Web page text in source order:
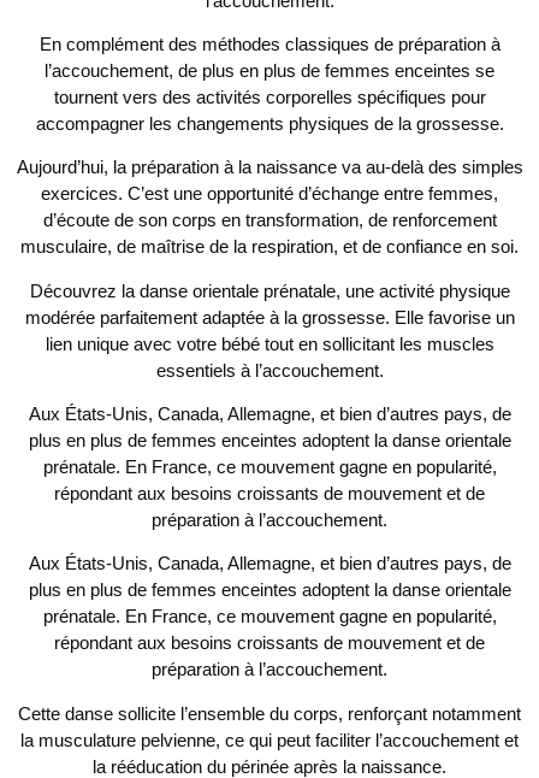
En complément des méthodes classiques de préparation à
l’accouchement, de plus en plus de femmes enceintes se
tournent vers des activités corporelles spécifiques pour
accompagner les changements physiques de la grossesse.
Aujourd’hui, la préparation à la naissance va au-delà des simples
exercices. C’est une opportunité d’échange entre femmes,
d’écoute de son corps en transformation, de renforcement
musculaire, de maîtrise de la respiration, et de confiance en soi.
Découvrez la danse orientale prénatale, une activité physique
modérée parfaitement adaptée à la grossesse. Elle favorise un
lien unique avec votre bébé tout en sollicitant les muscles
essentiels à l’accouchement.
Aux États-Unis, Canada, Allemagne, et bien d’autres pays, de
plus en plus de femmes enceintes adoptent la danse orientale
prénatale. En France, ce mouvement gagne en popularité,
répondant aux besoins croissants de mouvement et de
préparation à l’accouchement.
Aux États-Unis, Canada, Allemagne, et bien d’autres pays, de
plus en plus de femmes enceintes adoptent la danse orientale
prénatale. En France, ce mouvement gagne en popularité,
répondant aux besoins croissants de mouvement et de
préparation à l’accouchement.
Cette danse sollicite l’ensemble du corps, renforçant notamment
la musculature pelvienne, ce qui peut faciliter l’accouchement et
la rééducation du périnée après la naissance.